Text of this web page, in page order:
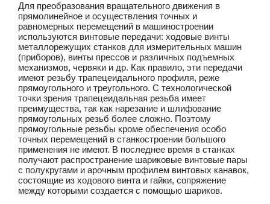
Для преобразования вращательного движения в
прямолинейное и осуществления точных и
равномерных перемещений в машиностроении
используются винтовые передачи: ходовые винты
металлорежущих станков для измерительных машин
(приборов), винты прессов и различных подъемных
механизмов, червяки и др. Как правило, эти передачи
имеют резьбу трапецеидального профиля, реже
прямоугольного и треугольного. С технологической
точки зрения трапецеидальная резьба имеет
преимущества, так как нарезание и шлифование
прямоугольных резьб более сложно. Поэтому
прямоугольные резьбы кроме обеспечения особо
точных перемещений в станкостроении большого
применения не имеют. В последнее время в станках
получают распространение шариковые винтовые пары
с полукругами и арочным профилем винтовых канавок,
состоящие из ходового винта и гайки, сопряжение
между которыми создается с помощью шариков.